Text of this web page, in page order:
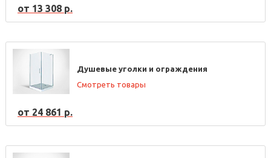
от 13 308 р.
Душевые уголки и ограждения
Смотреть товары
от 24 861 р.